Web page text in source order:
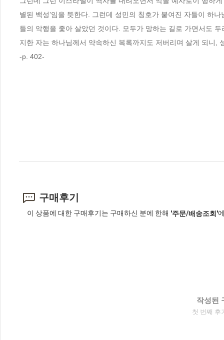
별된 백성’임을 뜻한다. 그런데 성민의 칭호가 붙여진 자들이 하
들의 악행을 좇아 살았던 것이다. 모두가 망하는 길로 가면서도
지한 자는 하나님께서 약속하신 복록까지도 저버리며 살게 되니,
-p. 402-
구매후기
이 상품에 대한 구매후기는 구매하신 분에 한해 '주문/배송조회'
작성된
첫 번째 후